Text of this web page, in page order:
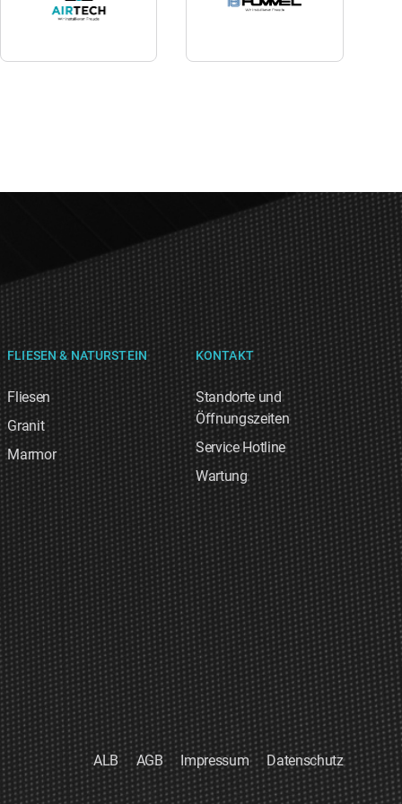
FLIESEN & NATURSTEIN
Fliesen
Granit
Marmor
KONTAKT
Standorte und
Öffnungszeiten
Service Hotline
Wartung
ALB AGB Impressum Datenschutz